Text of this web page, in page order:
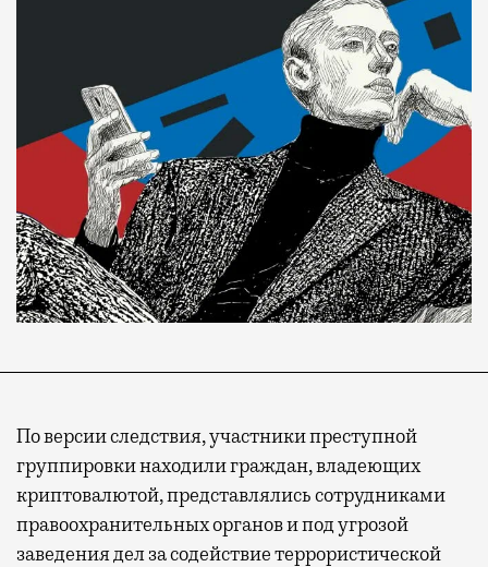
По версии следствия, участники преступной
группировки находили граждан, владеющих
криптовалютой, представлялись сотрудниками
правоохранительных органов и под угрозой
заведения дел за содействие террористической